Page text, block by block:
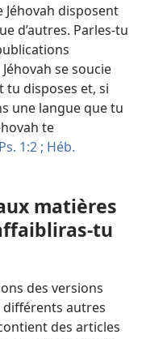
Jéhovah disposent
d’autres. Parles-tu
se soucie
tu disposes et, si
une langue que tu
te
Ps. 1:2 ; Héb.
matières
tu
des versions
différents autres
des articles